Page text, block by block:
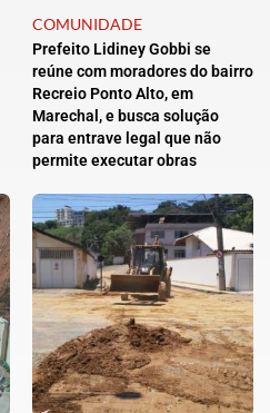
COMUNIDADE
Prefeito Lidiney Gobbi se
reúne com moradores do bairro
Recreio Ponto Alto, em
Marechal, e busca solução
para entrave legal que não
permite executar obras